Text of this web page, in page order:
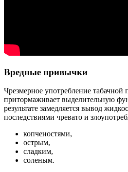
Вредные привычки
Чрезмерное употребление табачной
притормаживает выделительную
результате замедляется вывод
последствиями чревато и
копченостями,
острым,
сладким,
соленым.